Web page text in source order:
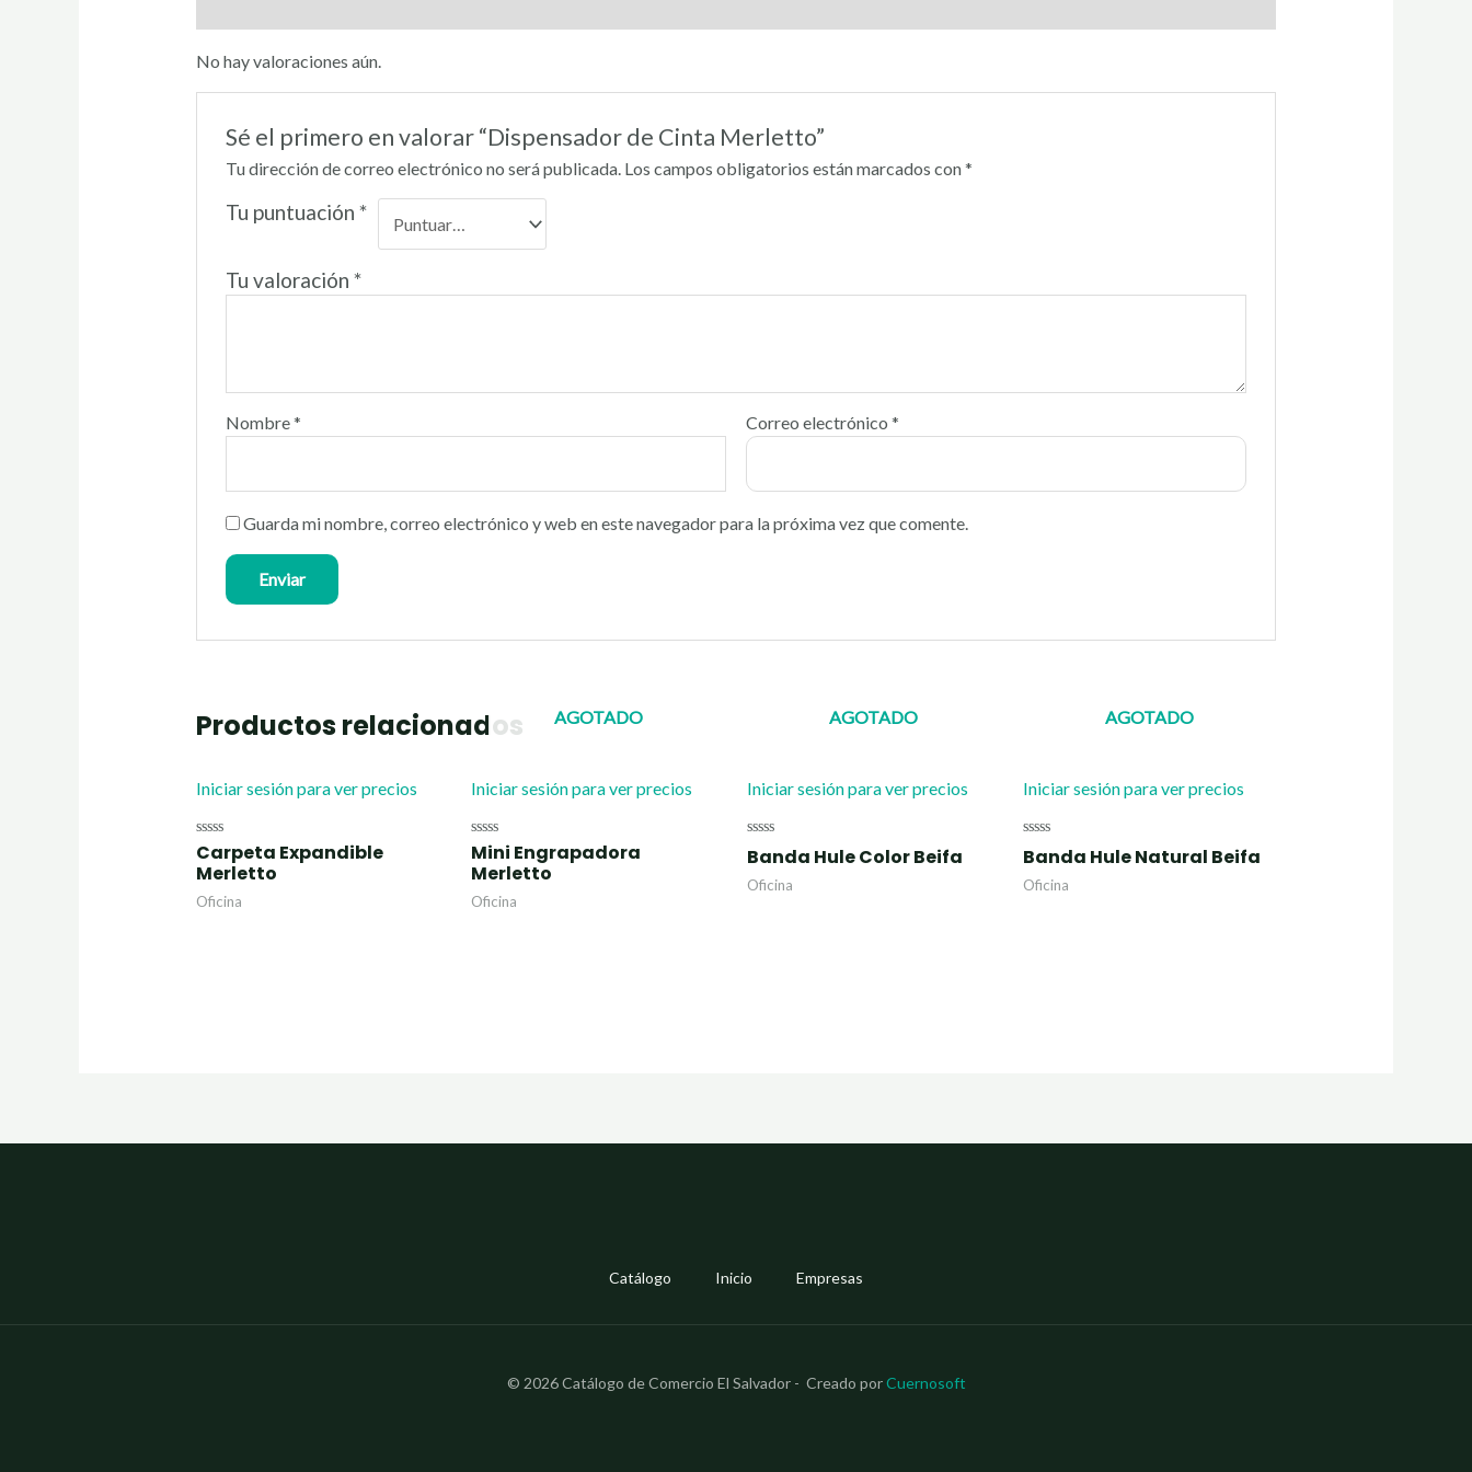
No hay valoraciones aún.
Sé el primero en valorar “Dispensador de Cinta Merletto”
Tu dirección de correo electrónico no será publicada. Los campos obligatorios están marcados con*
Tu puntuación*
Tu valoración*
Nombre* Correo electrónico*
Guarda mi nombre, correo electrónico y web en este navegador para la próxima vez que comente.
Productos relacionados
Iniciar sesión para ver precios
Valorado
con
0
5
Carpeta Expandible
Merletto
Oficina
AGOTADO
Iniciar sesión para ver precios
Valorado
con
0
5
Mini Engrapadora
Merletto
Oficina
AGOTADO
Iniciar sesión para ver precios
Valorado
con
0
de
Banda Hule Color Beifa
Oficina
AGOTADO
Iniciar sesión para ver precios
Valorado
con
0
de
Banda Hule Natural Beifa
Oficina
Catálogo Inicio Empresas
© 2026 Catálogo de Comercio El Salvador - Creado porCuernosoft